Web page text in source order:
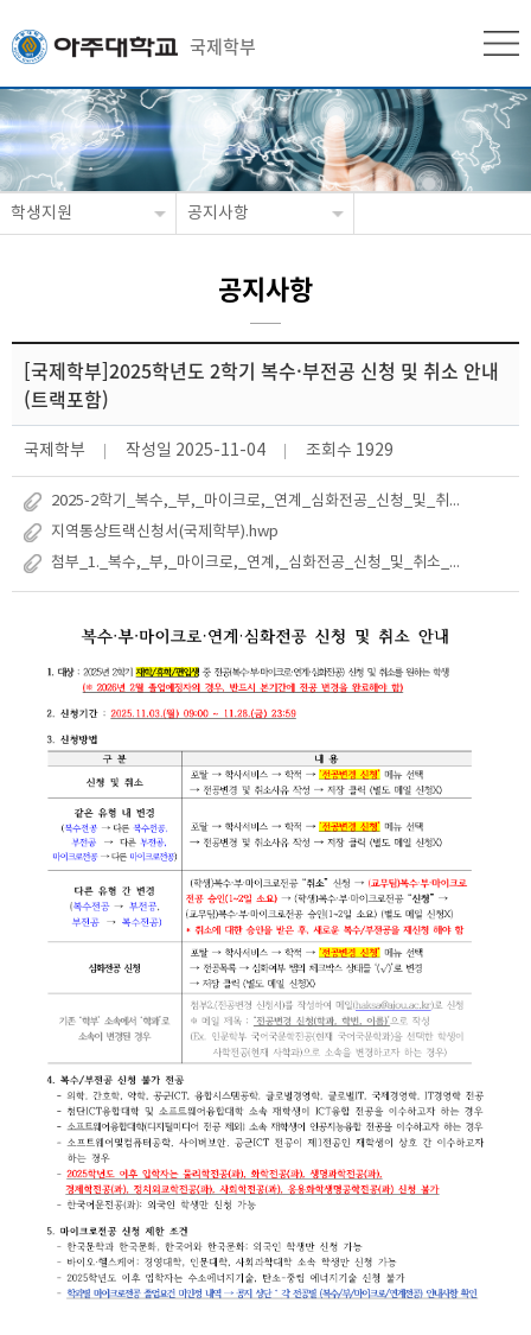
국제학부
학생지원 공지사항
공지사항
[국제학부]2025학년도 2학기 복수·부전공 신청 및 취소 안내
(트랙포함)
국제학부 작성일 2025-11-04 조회수 1929
2025-2학기_복수,_부,_마이크로,_연계_심화전공_신청_및_취소_공지사항.pdf
지역통상트랙신청서(국제학부).hwp
첨부_1._복수,_부,_마이크로,_연계,_심화전공_신청_및_취소_매뉴얼.pdf